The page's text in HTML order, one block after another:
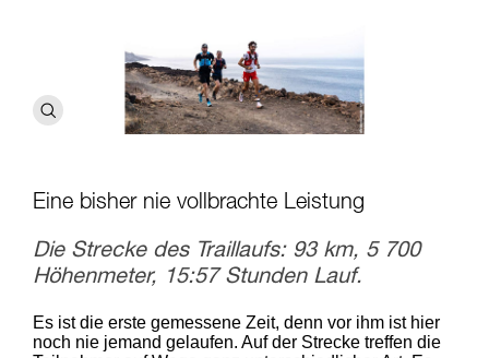
Eine bisher nie vollbrachte Leistung
Die Strecke des Traillaufs: 93 km, 5 700
Höhenmeter, 15:57 Stunden Lauf.
Es ist die erste gemessene Zeit, denn vor ihm ist hier
noch nie jemand gelaufen. Auf der Strecke treffen die